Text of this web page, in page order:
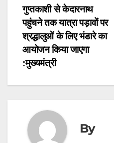
b
o
o
k
A
p
p
a
m
navigation
गुप्तकाशी से केदारनाथ
पहुंचने तक यात्रा पड़ावों पर
श्रद्धालुओं के लिए भंडारे का
आयोजन किया जाएगा
:मुख्यमंत्री
By